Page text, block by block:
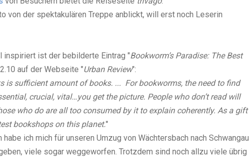
von der spektakulären Treppe anblickt, will erst noch Leserin
ist der bebilderte Eintrag "Bookworm’s Paradise: The Best
auf der Webseite "Urban Review":
is sufficient amount of books. ... For bookworms, the need to find
crucial, vital…you get the picture. People who don’t read will
who do are all too consumed by it to explain coherently. As a gift
bookshops on this planet."
ich mich für unseren Umzug von Wächtersbach nach Schwangau
viele sogar weggeworfen. Trotzdem sind noch allzu viele übrig